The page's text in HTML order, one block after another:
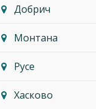
Добрич
Монтана
Русе
Хасково